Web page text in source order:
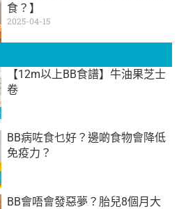
食？】
2025-04-15
【12m以上BB食譜】牛油果芝士
卷
BB病咗食乜好？邊啲食物會降低
免疫力？
BB會唔會發惡夢？胎兒8個月大